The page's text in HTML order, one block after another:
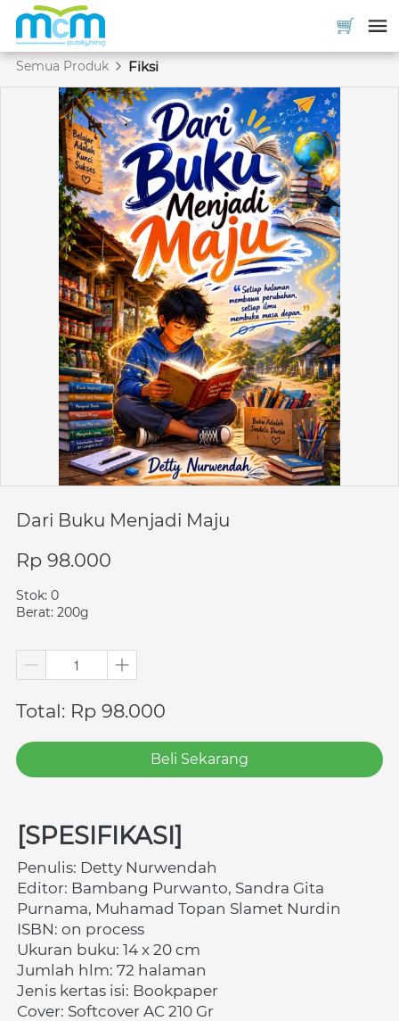
Semua Produk Fiksi
Dari Buku Menjadi Maju
Rp 98.000
Stok: 0
Berat: 200g
Total: Rp 98.000
`
Beli Sekarang
[SPESIFIKASI]
Penulis: Detty Nurwendah
Editor: Bambang Purwanto, Sandra Gita
Purnama, Muhamad Topan Slamet Nurdin
ISBN: on process
Ukuran buku: 14 x 20 cm
Jumlah hlm: 72 halaman
Jenis kertas isi: Bookpaper
Cover: Softcover AC 210 Gr